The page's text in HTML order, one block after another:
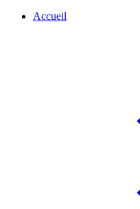
Accueil